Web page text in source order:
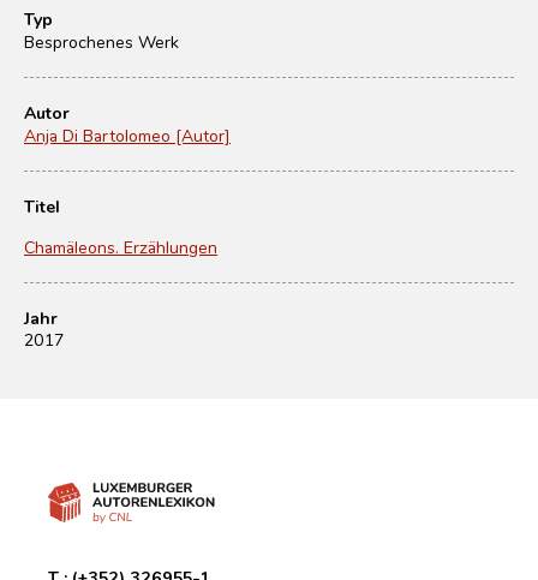
Typ
Besprochenes Werk
Autor
Anja Di Bartolomeo [Autor]
Titel
Chamäleons. Erzählungen
Jahr
2017